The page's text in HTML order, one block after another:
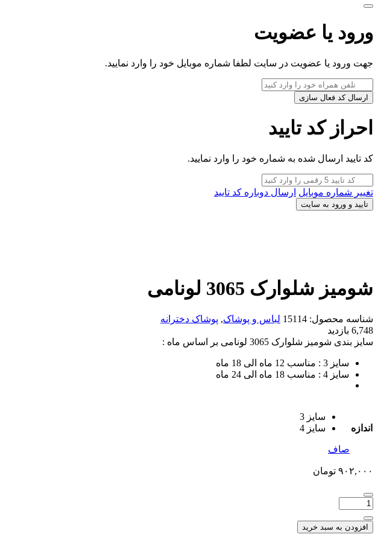
ورود یا عضویت
جهت ورود یا عضویت در سایت لطفا شماره موبایل خود را وارد نمایید.
ارسال کد فعال سازی
احراز کد تایید
کد تایید ارسال شده به شماره خود را وارد نمایید.
تغییر شماره موبایل ارسال دوباره کد تایید
تایید و ورود به سایت
شومیز شلوارک 3065 لونامی
شناسه محصول: 15114 لباس و پوشاک, پوشاک دخترانه
6,748 بازدید
سایز بندی شومیز شلوارک 3065 لونامی بر اساس ماه :
سایز 3 : مناسب 12 ماه الی 18 ماه
سایز 4 : مناسب 18 ماه الی 24 ماه
اندازه
سایز 3
سایز 4
صاف
۹۰۲,۰۰۰ تومان
افزودن به سبد خرید